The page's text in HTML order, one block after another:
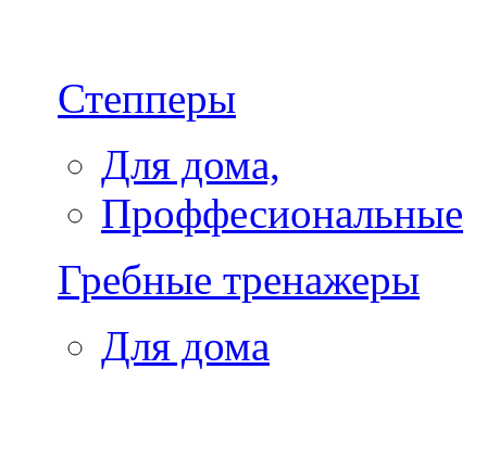
Степперы
Для дома,
Проффесиональные
Гребные тренажеры
Для дома